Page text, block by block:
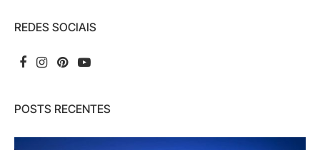
REDES SOCIAIS
POSTS RECENTES